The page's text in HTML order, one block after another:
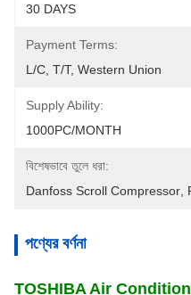
30 DAYS
Payment Terms:
L/C, T/T, Western Union
Supply Ability:
1000PC/MONTH
বিশেষভাবে তুলে ধরা:
Danfoss Scroll Compressor
পণ্যের বর্ণনা
TOSHIBA Air